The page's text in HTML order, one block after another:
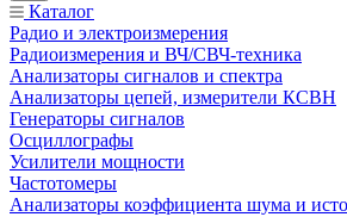
Каталог
Радио и электроизмерения
Радиоизмерения и ВЧ/СВЧ-техника
Анализаторы сигналов и спектра
Анализаторы цепей, измерители КСВН
Генераторы сигналов
Осциллографы
Усилители мощности
Частотомеры
Анализаторы коэффициента шума и